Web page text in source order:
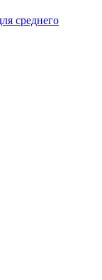
среднего